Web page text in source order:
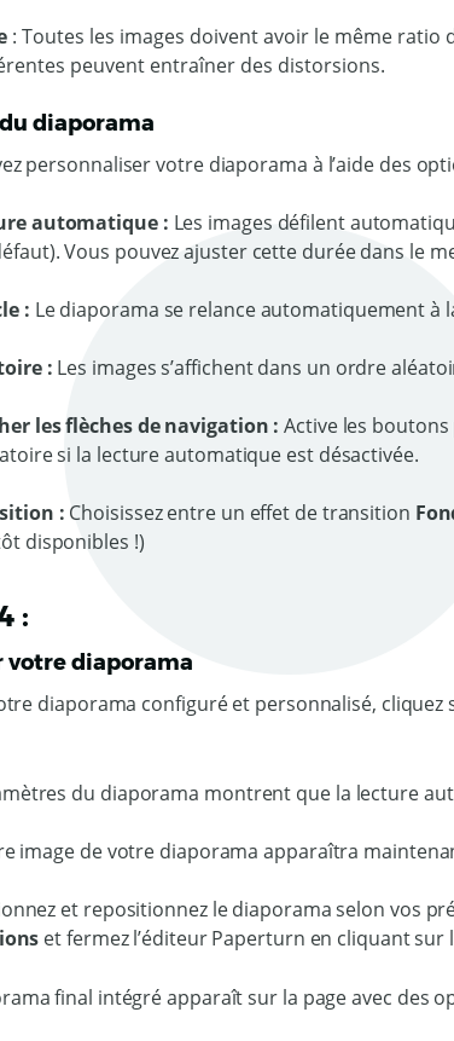
: Toutes les images doivent avoir le même ratio
peuvent entraîner des distorsions.
diaporama
personnaliser votre diaporama à l’aide des
automatique : Les images défilent
Vous pouvez ajuster cette durée dans le
: Le diaporama se relance automatiquement à
: Les images s’affichent dans un ordre
les flèches de navigation : Active les
si la lecture automatique est désactivée.
: Choisissez entre un effet de transition
disponibles !)
:
votre diaporama
diaporama configuré et personnalisé, cliquez
image de votre diaporama apparaîtra
et repositionnez le diaporama selon vos
et fermez l’éditeur Paperturn en cliquant sur